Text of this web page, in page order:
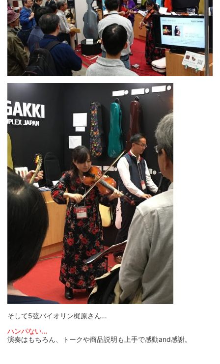
そして5弦バイオリン梶原さん…
ハンパない…
演奏はもちろん、トークや商品説明も上手で感動and感謝。